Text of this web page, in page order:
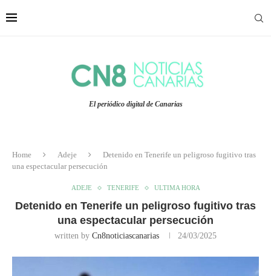
El periódico digital de Canarias
Home Adeje
Detenido en Tenerife un peligroso fugitivo tras
una espectacular persecución
ADEJE TENERIFE ULTIMA HORA
Detenido en Tenerife un peligroso fugitivo tras
una espectacular persecución
written by Cn8noticiascanarias 24/03/2025